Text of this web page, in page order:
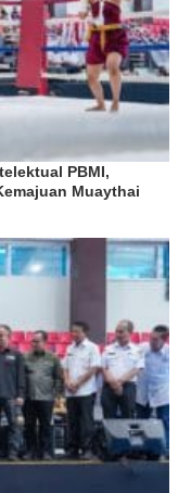
PBMI,
Muaythai